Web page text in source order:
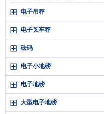
电子吊秤
电子叉车秤
砝码
电子小地磅
电子地磅
大型电子地磅